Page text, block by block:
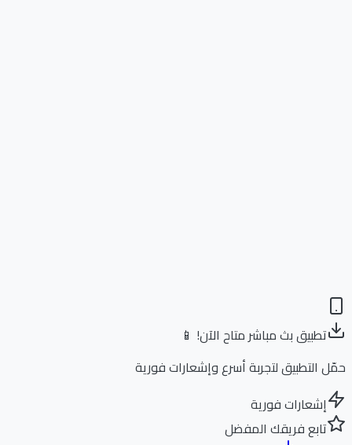
تطبيق بث مباشر متاح الآن! 📱
التطبيق لتجربة أسرع وإشعارات فورية
إشعارات فورية
تابع فريقك المفضل